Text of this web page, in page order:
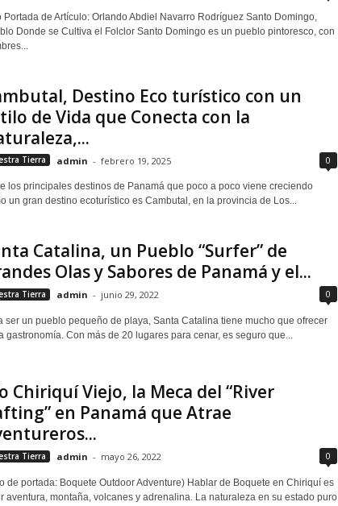
Portada de Artículo: Orlando Abdiel Navarro Rodríguez Santo Domingo,
Donde se Cultiva el Folclor Santo Domingo es un pueblo pintoresco, con
Destino Eco turístico con un
de Vida que Conecta con la
Tierra admin - febrero 19, 2025 0
los principales destinos de Panamá que poco a poco viene creciendo
un gran destino ecoturístico es Cambutal, en la provincia de Los...
Catalina, un Pueblo “Surfer” de
Olas y Sabores de Panamá y el...
Tierra admin - junio 29, 2022 0
ser un pueblo pequeño de playa, Santa Catalina tiene mucho que ofrecer
gastronomía. Con más de 20 lugares para cenar, es seguro que...
Chiriquí Viejo, la Meca del “River
en Panamá que Atrae
Tierra admin - mayo 26, 2022 0
de portada: Boquete Outdoor Adventure) Hablar de Boquete en Chiriquí es
aventura, montaña, volcanes y adrenalina. La naturaleza en su estado puro